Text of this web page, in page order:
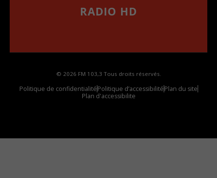
RADIO HD
© 2026 FM 103,3 Tous droits réservés.
Politique de confidentialitéPolitique d’accessibilitéPlan du site
Plan d'accessibilite